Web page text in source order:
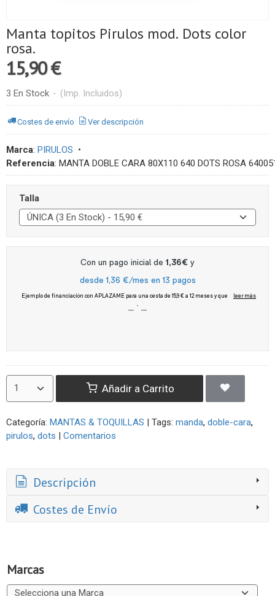
Marcas
Manta topitos Pirulos mod. Dots color
rosa.
15,90 €
3 En Stock - (Imp. Incluidos)
Costes de envío Ver descripción
Marca: PIRULOS •
Referencia: MANTA DOBLE CARA 80X110 640 DOTS ROSA
Talla
Añadir a Carrito
Categoría: MANTAS & TOQUILLAS | Tags: manda doble-cara
pirulos dots | Comentarios
Descripción
Costes de Envío